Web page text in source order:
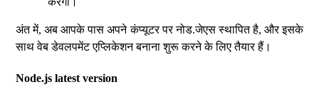
अंत में, अब आपके पास अपने कंप्यूटर पर नोड.जेएस स्थापित है, और इसके
साथ वेब डेवलपमेंट एप्लिकेशन बनाना शुरू करने के लिए तैयार हैं।
Node.js latest version